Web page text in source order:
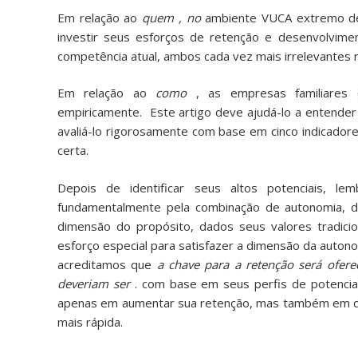
Em relação ao quem , noambiente VUCA extremo
investir seus esforços de retenção e
competência atual, ambos cada vez mais
Em relação ao como, as empresas familiares
empiricamente. Este artigo deve ajudá-lo a
avaliá-lo rigorosamente com base em cinco
certa.
Depois de identificar seus altos potenciais,
fundamentalmente pela combinação deautonomia,
dimensão do propósito, dados seus valores
esforço especial para satisfazer a dimensão da
acreditamos que a chave para a retenção será
deveriam ser. com base em seus perfis de
apenas em aumentar sua retenção, mas também
mais rápida.